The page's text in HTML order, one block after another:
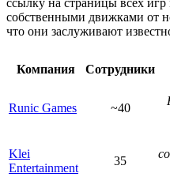
ссылку на страницы всех
собственными движками от
что они заслуживают
Компания Сотрудники
Runic Games ~40
Klei
Entertainment
35